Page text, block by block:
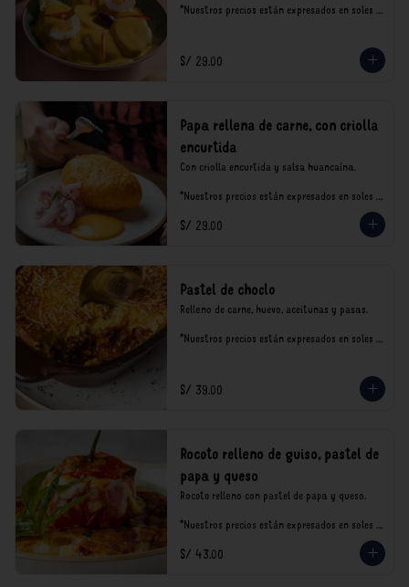
*Nuestros precios están expresados en soles e
S/ 29.00
Papa rellena de carne, con criolla
encurtida
Con criolla encurtida y salsa huancaína.
*Nuestros precios están expresados en soles e
consumo.
S/ 29.00
Pastel de choclo
Relleno de carne, huevo, aceitunas y pasas.
*Nuestros precios están expresados en soles e
S/ 39.00
Rocoto relleno de guiso, pastel de
papa y queso
Rocoto relleno con pastel de papa y queso.
*Nuestros precios están expresados en soles e
consumo.
S/ 43.00